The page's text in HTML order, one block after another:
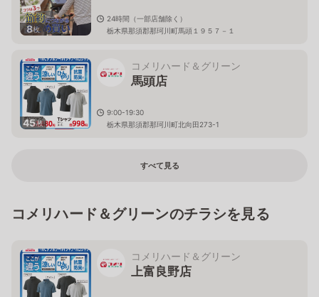
8枚
24時間（一部店舗除く）
栃木県那須郡那珂川町馬頭１９５７－１
45枚
コメリハード＆グリーン
馬頭店
9:00-19:30
栃木県那須郡那珂川町北向田273-1
すべて見る
コメリハード＆グリーンのチラシを見る
コメリハード＆グリーン
上富良野店